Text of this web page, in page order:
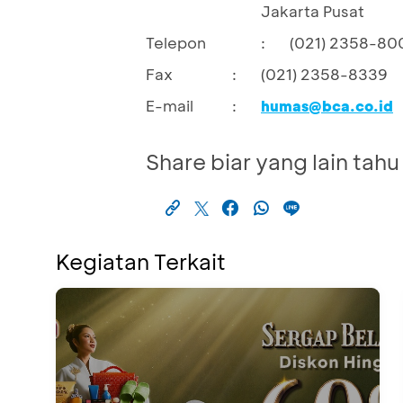
Jakarta Pusat
Telepon
:
(021) 2358-
Fax
:
(021) 2358-8339
E-mail
: humas@bca.co.id
Share biar yang lain tahu
Kegiatan Terkait